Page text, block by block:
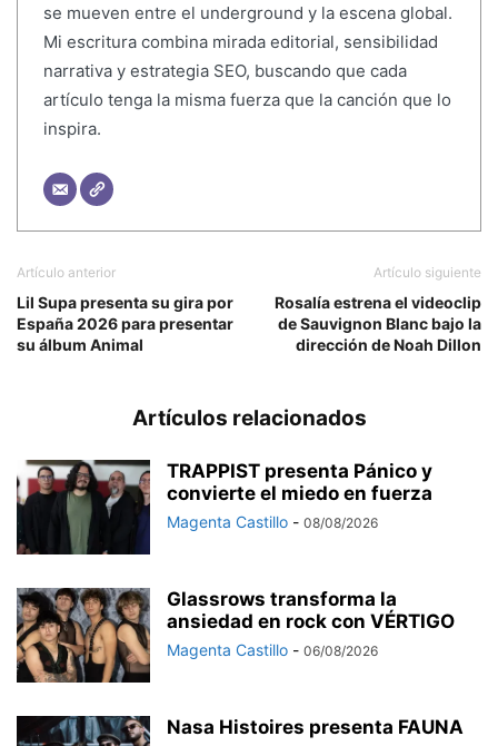
se mueven entre el underground y la escena global.
Mi escritura combina mirada editorial, sensibilidad
narrativa y estrategia SEO, buscando que cada
artículo tenga la misma fuerza que la canción que lo
inspira.
Artículo anterior
Lil Supa presenta su gira por
España 2026 para presentar
su álbum Animal
Artículo siguiente
Rosalía estrena el videoclip
de Sauvignon Blanc bajo la
dirección de Noah Dillon
Artículos relacionados
TRAPPIST presenta Pánico y
convierte el miedo en fuerza
Magenta Castillo - 08/08/2026
Glassrows transforma la
ansiedad en rock con VÉRTIGO
Magenta Castillo - 06/08/2026
Nasa Histoires presenta FAUNA